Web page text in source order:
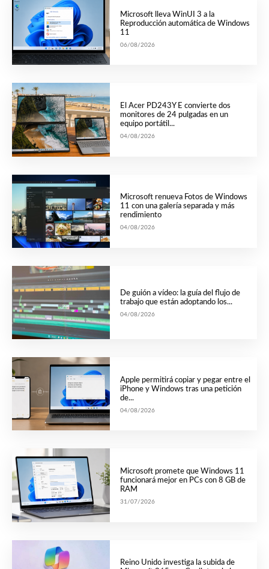
Microsoft lleva WinUI 3 a la
Reproducción automática de Windows
11
06/08/2026
El Acer PD243Y E convierte dos
monitores de 24 pulgadas en un
equipo portátil...
04/08/2026
Microsoft renueva Fotos de Windows
11 con una galería separada y más
rendimiento
04/08/2026
De guión a vídeo: la guía del flujo de
trabajo que están adoptando los...
04/08/2026
Apple permitirá copiar y pegar entre el
iPhone y Windows tras una petición
de...
04/08/2026
Microsoft promete que Windows 11
funcionará mejor en PCs con 8 GB de
RAM
31/07/2026
Reino Unido investiga la subida de